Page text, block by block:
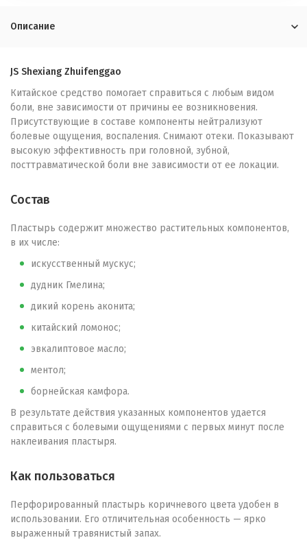
Описание
JS Shexiang Zhuifenggao
Китайское средство помогает справиться с любым видом
боли, вне зависимости от причины ее возникновения.
Присутствующие в составе компоненты нейтрализуют
болевые ощущения, воспаления. Снимают отеки. Показывают
высокую эффективность при головной, зубной,
посттравматической боли вне зависимости от ее локации.
Состав
Пластырь содержит множество растительных компонентов,
в их числе:
искусственный мускус;
дудник Гмелина;
дикий корень аконита;
китайский ломонос;
эвкалиптовое масло;
ментол;
борнейская камфора.
В результате действия указанных компонентов удается
справиться с болевыми ощущениями с первых минут после
наклеивания пластыря.
Как пользоваться
Перфорированный пластырь коричневого цвета удобен в
использовании. Его отличительная особенность — ярко
выраженный травянистый запах.